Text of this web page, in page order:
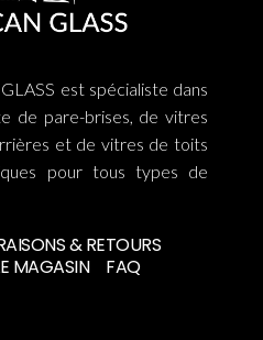
est spécialiste dans
de pare-brises, de vitres
et de vitres de toits
pour tous types de
& RETOURS
MAGASIN FAQ